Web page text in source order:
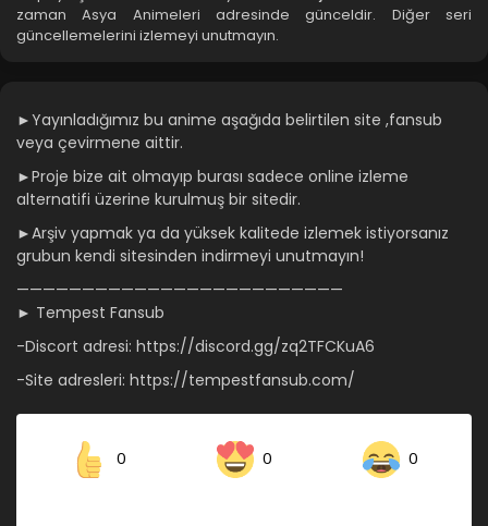
Jujutsu Kaisen 1.Bölüm
Blm 1 - Jujutsu Kaisen 1.Bölüm - Eylül 9, 2021
zaman Asya Animeleri adresinde günceldir. Diğer seri
güncellemelerini izlemeyi unutmayın.
►Yayınladığımız bu anime aşağıda belirtilen site ,fansub
veya çevirmene aittir.
►Proje bize ait olmayıp burası sadece online izleme
alternatifi üzerine kurulmuş bir sitedir.
►Arşiv yapmak ya da yüksek kalitede izlemek istiyorsanız
grubun kendi sitesinden indirmeyi unutmayın!
—————————————————————————
► Tempest Fansub
-Discort adresi: https://discord.gg/zq2TFCKuA6
-Site adresleri: https://tempestfansub.com/
0 0 0